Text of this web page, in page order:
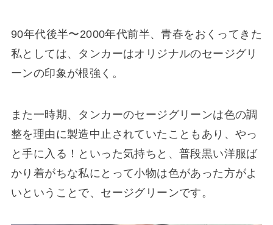
90年代後半〜2000年代前半、青春をおくってきた
私としては、タンカーはオリジナルのセージグリ
ーンの印象が根強く。
また一時期、タンカーのセージグリーンは色の調
整を理由に製造中止されていたこともあり、やっ
と手に入る！といった気持ちと、普段黒い洋服ば
かり着がちな私にとって小物は色があった方がよ
いということで、セージグリーンです。